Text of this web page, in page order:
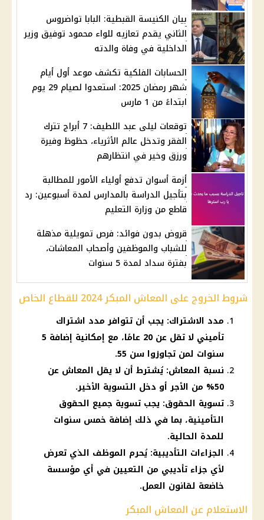
بيان الكنيسة القبطية: البابا تواضروس
الثاني يقدم تعازيه للواء محمود توفيق وزير
الداخلية في وفاة والدته
الحسابات الفلكية تكشف موعد أول أيام
شهر رمضان 2025: استعدوا لصيام 29 يوم
ابتداءً من 1 مارس
توقعات ليلى عبد اللطيف: 7 أبراج تترك
الفقر وتدخل عالم الأثرياء، حظوظ وفيرة
ورزق وخير في انتظارهم
أزمة أسوان تدفع أولياء الأمور للمطالبة
بتأجيل الدراسة بالمدارس لمدة أسبوعين: رد
قاطع من وزارة التعليم
قروض بدون فوائد: فرص تمويلية مذهلة
للشباب والموظفين وأصحاب المعاشات،
بفترة سداد لمدة 5 سنوات
شروط الخروج على المعاش المبكر 2024 للقطاع الخاص
مدد الاشتراك: يجب أن تتوافر مدد اشتراك
تأميني لا تقل عن 20 عامًا، مع إمكانية إضافة 5
سنوات لمن تجاوزوا سن 55.
نسبة المعاش: يُشترط أن لا يقل المعاش عن
50% من الأجر أو دخل التسوية الأخير.
تسوية الحقوق: يجب تسوية جميع الحقوق
التأمينية، بما في ذلك إضافة خمس سنوات
للمدة الحالية.
الجزاءات التأديبية: يُحرم الموظف الذي تعرض
لأي جزاء تأديبي من التعيين في أي مؤسسة
خاضعة لقانون العمل.
الاستعلام عن المعاش المبكر